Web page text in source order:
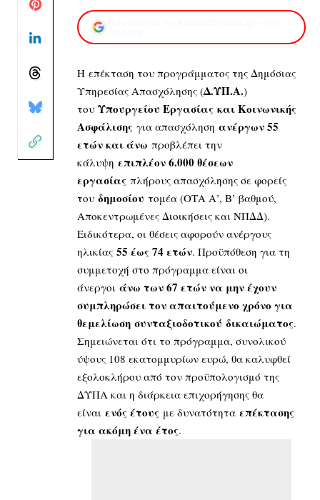
Η επέκταση του προγράμματος της Δημόσιας
Υπηρεσίας Απασχόλησης (Δ.ΥΠ.Α.)
του Υπουργείου Εργασίας και Κοινωνικής
Ασφάλισης για απασχόληση ανέργων 55
ετών και άνω προβλέπει την
κάλυψη επιπλέον 6.000 θέσεων
εργασίας πλήρους απασχόλησης σε φορείς
του δημοσίου τομέα (ΟΤΑ Α’, Β’ βαθμού,
Αποκεντρωμένες Διοικήσεις και ΝΠΔΔ).
Ειδικότερα, οι θέσεις αφορούν ανέργους
ηλικίας 55 έως 74 ετών. Προϋπόθεση για τη
συμμετοχή στο πρόγραμμα είναι οι
άνεργοι άνω των 67 ετών να μην έχουν
συμπληρώσει τον απαιτούμενο χρόνο για
θεμελίωση συνταξιοδοτικού δικαιώματος.
Σημειώνεται ότι το πρόγραμμα, συνολικού
ύψους 108 εκατομμυρίων ευρώ, θα καλυφθεί
εξολοκλήρου από τον προϋπολογισμό της
ΔΥΠΑ και η διάρκεια επιχορήγησης θα
είναι ενός έτους με δυνατότητα επέκτασης
για ακόμη ένα έτος.